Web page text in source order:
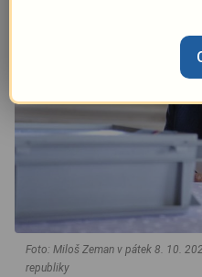
Foto: Miloš Zeman v pátek 8. 10.
republiky